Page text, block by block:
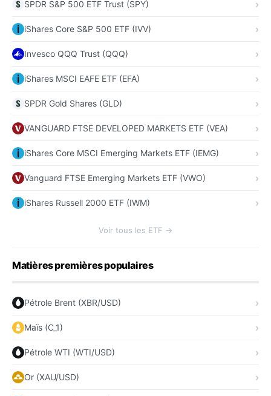
SPDR S&P 500 ETF Trust (SPY)
iShares Core S&P 500 ETF (IVV)
Invesco QQQ Trust (QQQ)
iShares MSCI EAFE ETF (EFA)
SPDR Gold Shares (GLD)
VANGUARD FTSE DEVELOPED MARKETS ETF (VEA)
iShares Core MSCI Emerging Markets ETF (IEMG)
Vanguard FTSE Emerging Markets ETF (VWO)
iShares Russell 2000 ETF (IWM)
Voir tous les ETF →
Matières premières populaires
Pétrole Brent (XBR/USD)
Maïs (C_1)
Pétrole WTI (WTI/USD)
Or (XAU/USD)